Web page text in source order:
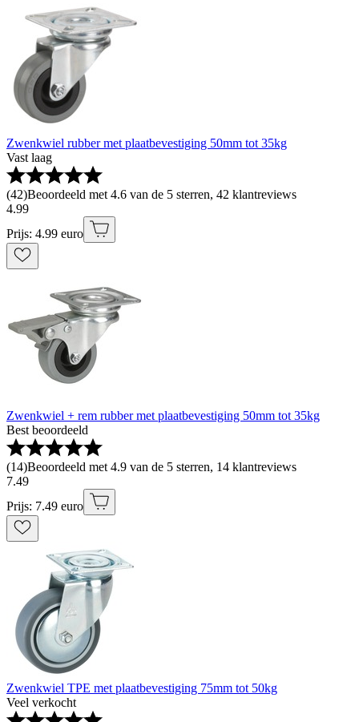
Zwenkwiel rubber met plaatbevestiging 50mm tot 35kg
Vast laag
(42)Beoordeeld met 4.6 van de 5 sterren, 42 klantreviews
4.99
Prijs: 4.99 euro
Zwenkwiel + rem rubber met plaatbevestiging 50mm tot 35kg
Best beoordeeld
(14)Beoordeeld met 4.9 van de 5 sterren, 14 klantreviews
7.49
Prijs: 7.49 euro
Zwenkwiel TPE met plaatbevestiging 75mm tot 50kg
Veel verkocht